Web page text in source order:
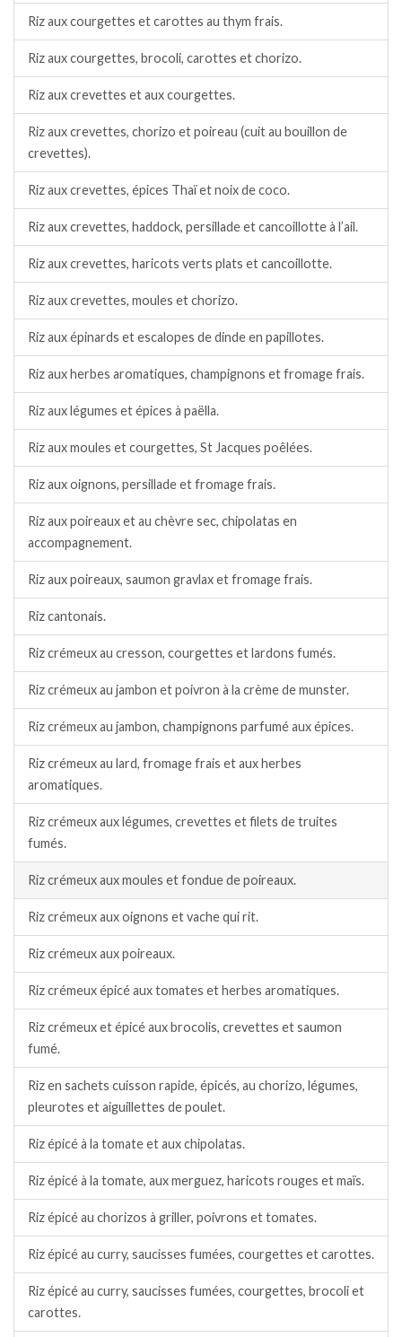
Riz aux courgettes et carottes au thym frais.
Riz aux courgettes, brocoli, carottes et chorizo.
Riz aux crevettes et aux courgettes.
Riz aux crevettes, chorizo et poireau (cuit au bouillon de
crevettes).
Riz aux crevettes, épices Thaï et noix de coco.
Riz aux crevettes, haddock, persillade et cancoillotte à l’ail.
Riz aux crevettes, haricots verts plats et cancoillotte.
Riz aux crevettes, moules et chorizo.
Riz aux épinards et escalopes de dinde en papillotes.
Riz aux herbes aromatiques, champignons et fromage frais.
Riz aux légumes et épices à paëlla.
Riz aux moules et courgettes, St Jacques poêlées.
Riz aux oignons, persillade et fromage frais.
Riz aux poireaux et au chèvre sec, chipolatas en
accompagnement.
Riz aux poireaux, saumon gravlax et fromage frais.
Riz cantonais.
Riz crémeux au cresson, courgettes et lardons fumés.
Riz crémeux au jambon et poivron à la crème de munster.
Riz crémeux au jambon, champignons parfumé aux épices.
Riz crémeux au lard, fromage frais et aux herbes
aromatiques.
Riz crémeux aux légumes, crevettes et filets de truites
fumés.
Riz crémeux aux moules et fondue de poireaux.
Riz crémeux aux oignons et vache qui rit.
Riz crémeux aux poireaux.
Riz crémeux épicé aux tomates et herbes aromatiques.
Riz crémeux et épicé aux brocolis, crevettes et saumon
fumé.
Riz en sachets cuisson rapide, épicés, au chorizo, légumes,
pleurotes et aiguillettes de poulet.
Riz épicé à la tomate et aux chipolatas.
Riz épicé à la tomate, aux merguez, haricots rouges et maïs.
Riz épicé au chorizos à griller, poivrons et tomates.
Riz épicé au curry, saucisses fumées, courgettes et carottes.
Riz épicé au curry, saucisses fumées, courgettes, brocoli et
carottes.